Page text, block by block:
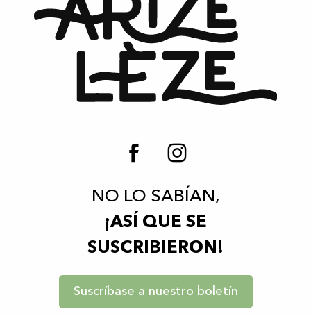
NO LO SABÍAN,
¡ASÍ QUE SE
SUSCRIBIERON!
Suscríbase a nuestro boletín